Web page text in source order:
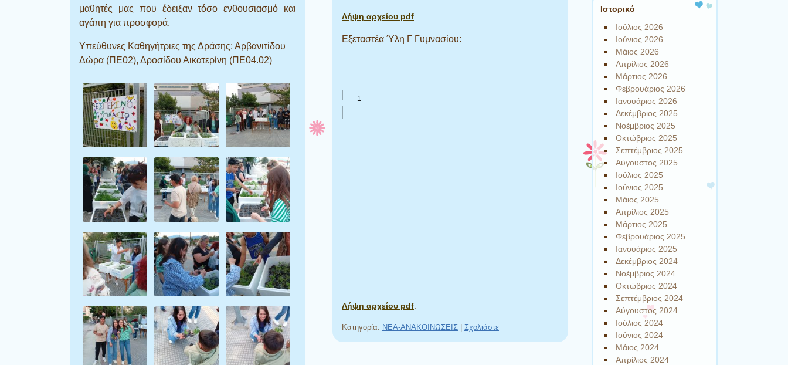
Λήψη αρχείου pdf
Εξεταστέα Ύλη Γ Γυμνασίου:
Λήψη αρχείου pdf
Κατηγορία: NEA-ΑΝΑΚΟΙΝΩΣΕΙΣ Σχολιάστε
μαθητές μας που έδειξαν τόσο ενθουσιασμό και
αγάπη για προσφορά.
Υπεύθυνες Καθηγήτριες της Δράσης: Αρβανιτίδου
Δώρα (ΠΕ02), Δροσίδου Αικατερίνη (ΠΕ04.02)
Ιστορικό
Ιούλιος 2026
Ιούνιος 2026
Μάιος 2026
Απρίλιος 2026
Μάρτιος 2026
Φεβρουάριος 2026
Ιανουάριος 2026
Δεκέμβριος 2025
Νοέμβριος 2025
Οκτώβριος 2025
Σεπτέμβριος 2025
Αύγουστος 2025
Ιούλιος 2025
Ιούνιος 2025
Μάιος 2025
Απρίλιος 2025
Μάρτιος 2025
Φεβρουάριος 2025
Ιανουάριος 2025
Δεκέμβριος 2024
Νοέμβριος 2024
Οκτώβριος 2024
Σεπτέμβριος 2024
Αύγουστος 2024
Ιούλιος 2024
Ιούνιος 2024
Μάιος 2024
Απρίλιος 2024